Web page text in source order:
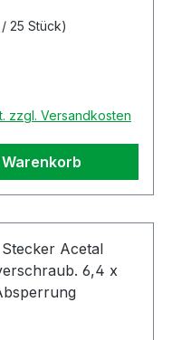
25 Stück)
zzgl. Versandkosten